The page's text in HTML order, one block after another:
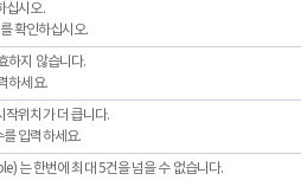
십시오.
확인하십시오.
하지 않습니다.
하세요.
작위치가 더 큽니다.
입력하세요.
는 한번에 최대 5건을 넘을 수 없습니다.